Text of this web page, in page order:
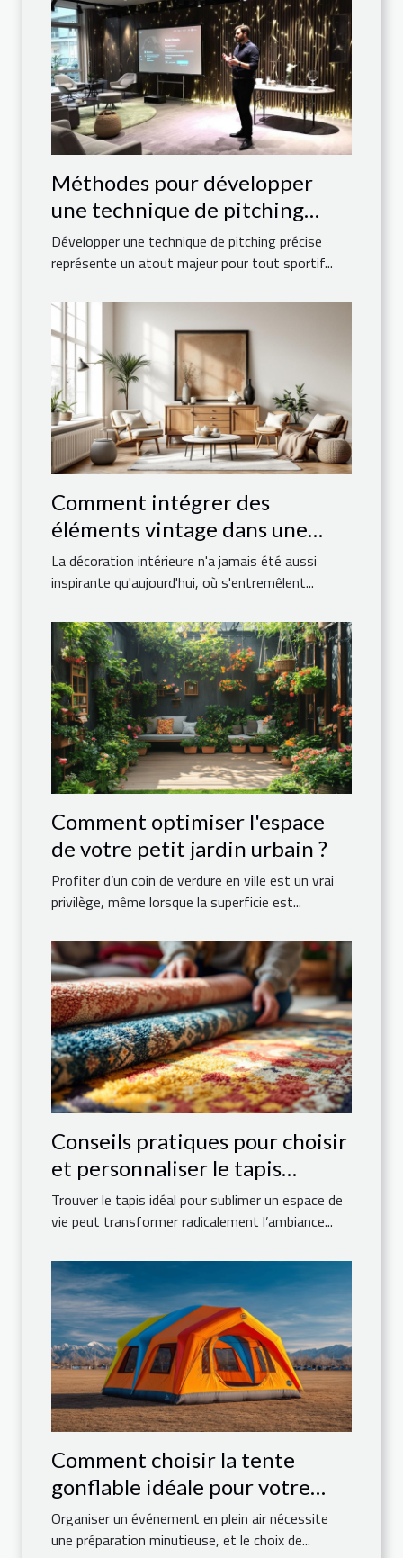
Méthodes pour développer
une technique de pitching
précise
Développer une technique de pitching précise
représente un atout majeur pour tout sportif...
Comment intégrer des
éléments vintage dans une
décoration moderne ?
La décoration intérieure n'a jamais été aussi
inspirante qu'aujourd'hui, où s'entremêlent...
Comment optimiser l'espace
de votre petit jardin urbain ?
Profiter d’un coin de verdure en ville est un vrai
privilège, même lorsque la superficie est...
Conseils pratiques pour choisir
et personnaliser le tapis
parfait pour votre maison
Trouver le tapis idéal pour sublimer un espace de
vie peut transformer radicalement l’ambiance...
Comment choisir la tente
gonflable idéale pour votre
événement
Organiser un événement en plein air nécessite
une préparation minutieuse, et le choix de...